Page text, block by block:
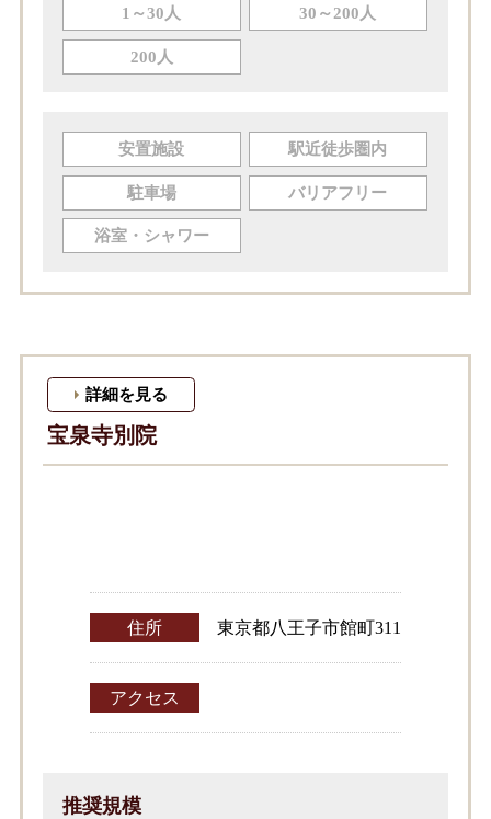
1～30人 30～200人
200人
安置施設 駅近徒歩圏内
駐車場 バリアフリー
浴室・シャワー
宝泉寺別院
詳細を見る
住所 東京都八王子市館町311
アクセス
推奨規模